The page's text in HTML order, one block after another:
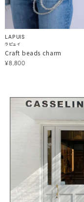
LAPUIS
ラピュイ
Craft beads charm
¥8,800